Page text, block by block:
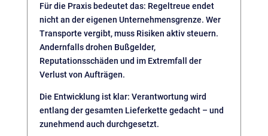
Für die Praxis bedeutet das: Regeltreue endet
nicht an der eigenen Unternehmensgrenze. Wer
Transporte vergibt, muss Risiken aktiv steuern.
Andernfalls drohen Bußgelder,
Reputationsschäden und im Extremfall der
Verlust von Aufträgen.
Die Entwicklung ist klar: Verantwortung wird
entlang der gesamten Lieferkette gedacht – und
zunehmend auch durchgesetzt.